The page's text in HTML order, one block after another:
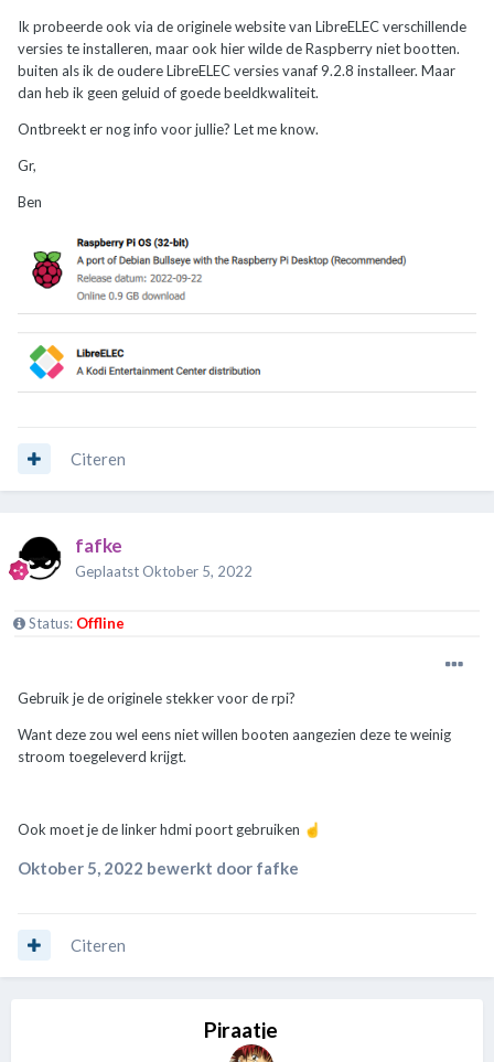
Ik probeerde ook via de originele website van LibreELEC verschillende
versies te installeren, maar ook hier wilde de Raspberry niet bootten.
buiten als ik de oudere LibreELEC versies vanaf 9.2.8 installeer. Maar
dan heb ik geen geluid of goede beeldkwaliteit.
Ontbreekt er nog info voor jullie? Let me know.
Gr,
Ben
Citeren
fafke
Geplaatst Oktober 5, 2022
Status: Offline
Gebruik je de originele stekker voor de rpi?
Want deze zou wel eens niet willen booten aangezien deze te weinig
stroom toegeleverd krijgt.
Ook moet je de linker hdmi poort gebruiken ☝️
Oktober 5, 2022 bewerkt door fafke
Citeren
Piraatje